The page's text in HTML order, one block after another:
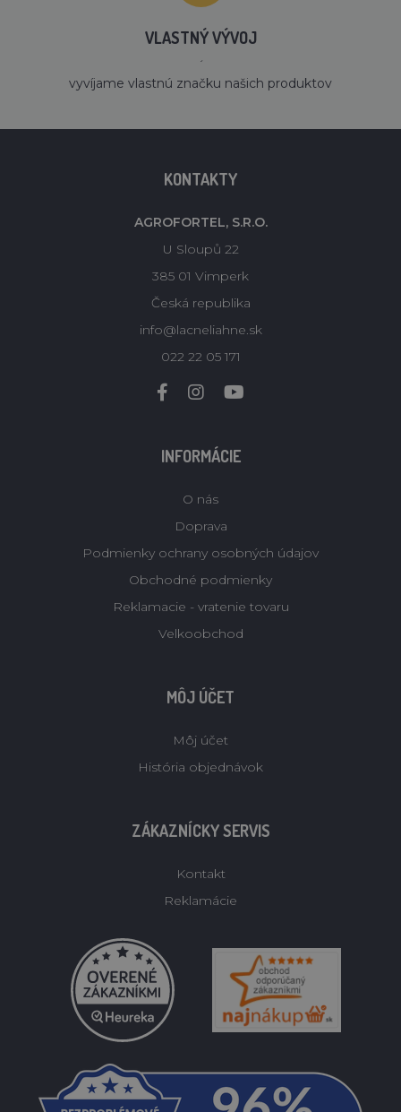
VLASTNÝ VÝVOJ
´
vyvíjame vlastnú značku našich produktov
KONTAKTY
AGROFORTEL, S.R.O.
U Sloupů 22
385 01 Vimperk
Česká republika
info@lacneliahne.sk
022 22 05 171
INFORMÁCIE
O nás
Doprava
Podmienky ochrany osobných údajov
Obchodné podmienky
Reklamacie - vratenie tovaru
Velkoobchod
MÔJ ÚČET
Môj účet
História objednávok
ZÁKAZNÍCKY SERVIS
Kontakt
Reklamácie